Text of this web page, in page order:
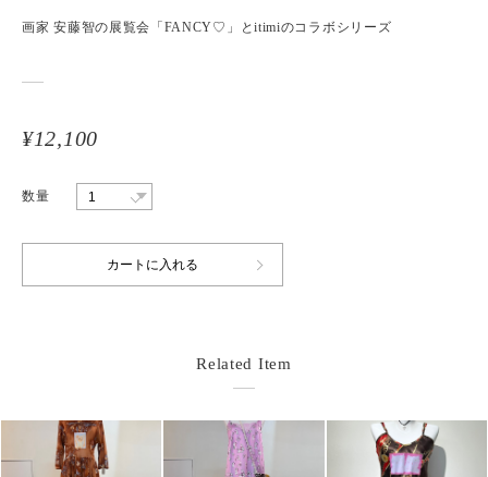
画家 安藤智の展覧会「FANCY♡」とitimiのコラボシリーズ
¥12,100
数量
Related Item